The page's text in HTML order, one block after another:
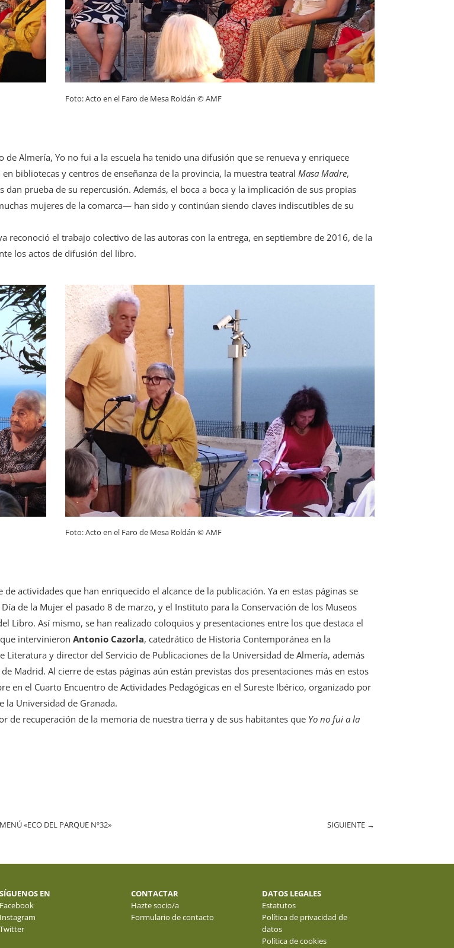
Foto: Acto en el Faro de Mesa Roldán © AMF
Almería, Yo no fui a la escuela ha tenido una difusión que se renueva y enriquece
bibliotecas y centros de enseñanza de la provincia, la muestra teatral Masa Madre,
prueba de su repercusión. Además, el boca a boca y la implicación de sus propias
mujeres de la comarca— han sido y continúan siendo claves indiscutibles de su
reconoció el trabajo colectivo de las autoras con la entrega, en septiembre de 2016, de la
los actos de difusión del libro.
Foto: Acto en el Faro de Mesa Roldán © AMF
actividades que han enriquecido el alcance de la publicación. Ya en estas páginas se
de la Mujer el pasado 8 de marzo, y el Instituto para la Conservación de los Museos
Libro. Así mismo, se han realizado coloquios y presentaciones entre los que destaca el
que intervinieronAntonio Cazorla, catedrático de Historia Contemporánea en la
Literatura y director del Servicio de Publicaciones de la Universidad de Almería, además
Madrid. Al cierre de estas páginas aún están previstas dos presentaciones más en estos
el Cuarto Encuentro de Actividades Pedagógicas en el Sureste Ibérico, organizado por
la Universidad de Granada.
de recuperación de la memoria de nuestra tierra y de sus habitantes que Yo no fui a la
MENÚ «ECO DEL PARQUE Nº32» SIGUIENTE →
SÍGUENOS EN
Facebook
Instagram
Twitter
CONTACTAR
Hazte socio/a
Formulario de contacto
DATOS LEGALES
Estatutos
Política de privacidad de
datos
Política de cookies